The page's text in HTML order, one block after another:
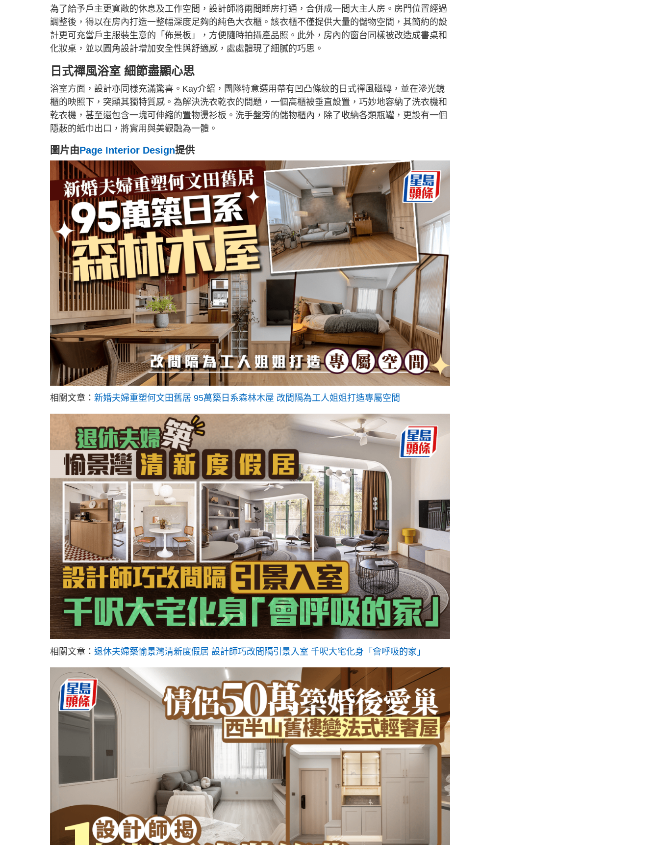
為了給予戶主更寬敞的休息及工作空間，設計師將兩間睡房打通，合併成一間大主人房。房門位置經過
調整後，得以在房內打造一整幅深度足夠的純色大衣櫃。該衣櫃不僅提供大量的儲物空間，其簡約的設
計更可充當戶主服裝生意的「佈景板」，方便隨時拍攝產品照。此外，房內的窗台同樣被改造成書桌和
化妝桌，並以圓角設計增加安全性與舒適感，處處體現了細膩的巧思。
日式禪風浴室 細節盡顯心思
浴室方面，設計亦同樣充滿驚喜。Kay介紹，團隊特意選用帶有凹凸條紋的日式禪風磁磚，並在滲光鏡
櫃的映照下，突顯其獨特質感。為解決洗衣乾衣的問題，一個高櫃被垂直設置，巧妙地容納了洗衣機和
乾衣機，甚至還包含一塊可伸縮的置物燙衫板。洗手盤旁的儲物櫃內，除了收納各類瓶罐，更設有一個
隱蔽的紙巾出口，將實用與美觀融為一體。
圖片由Page Interior Design提供
相關文章： 新婚夫婦重塑何文田舊居 95萬築日系森林木屋 改間隔為工人姐姐打造專屬空間
相關文章： 退休夫婦築愉景灣清新度假居 設計師巧改間隔引景入室 千呎大宅化身「會呼吸的家」